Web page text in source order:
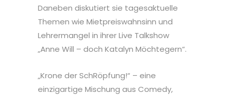
Daneben diskutiert sie tagesaktuelle
Themen wie Mietpreiswahnsinn und
Lehrermangel in ihrer Live Talkshow
„Anne Will – doch Katalyn Möchtegern“.
„Krone der SchRöpfung!“ – eine
einzigartige Mischung aus Comedy,